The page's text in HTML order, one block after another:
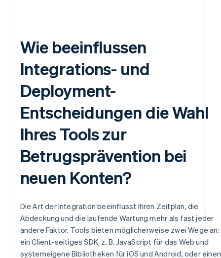
Wie beeinflussen
Integrations- und
Deployment-
Entscheidungen die Wahl
Ihres Tools zur
Betrugsprävention bei
neuen Konten?
Die Art der Integration beeinflusst Ihren Zeitplan, die
Abdeckung und die laufende Wartung mehr als fast jeder
andere Faktor. Tools bieten möglicherweise zwei Wege an:
ein Client-seitiges SDK, z. B. JavaScript für das Web und
systemeigene Bibliotheken für iOS und Android, oder einen